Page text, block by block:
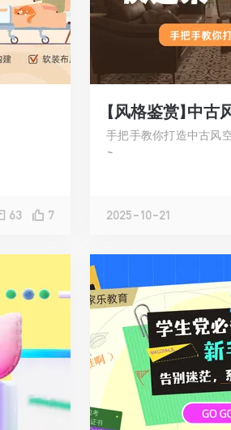
63 7
手把手教你打造中古风
~
2025-10-21